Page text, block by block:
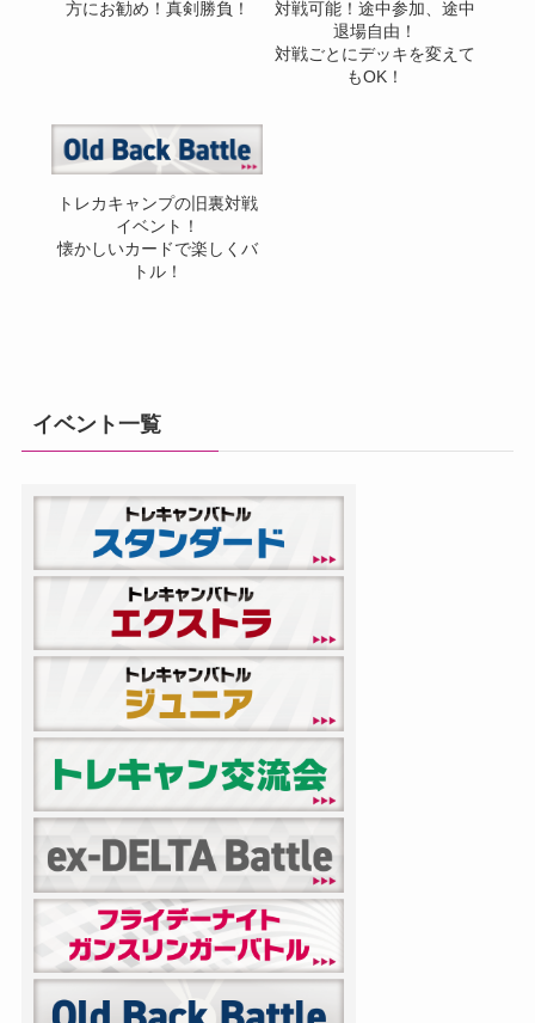
方にお勧め！真剣勝負！
対戦可能！途中参加、途中
退場自由！
対戦ごとにデッキを変えて
もOK！
トレカキャンプの旧裏対戦
イベント！
懐かしいカードで楽しくバ
トル！
イベント一覧